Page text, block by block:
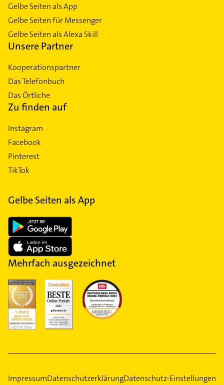
Gelbe Seiten als App
Gelbe Seiten für Messenger
Gelbe Seiten als Alexa Skill
Unsere Partner
Kooperationspartner
Das Telefonbuch
Das Örtliche
Zu finden auf
Instagram
Facebook
Pinterest
TikTok
Gelbe Seiten als App
Mehrfach ausgezeichnet
ImpressumDatenschutzerklärungDatenschutz-Einstellungen